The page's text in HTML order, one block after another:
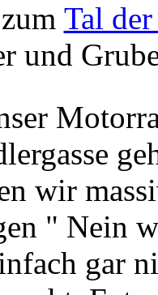
Tal
und
wir
" Nein
gar